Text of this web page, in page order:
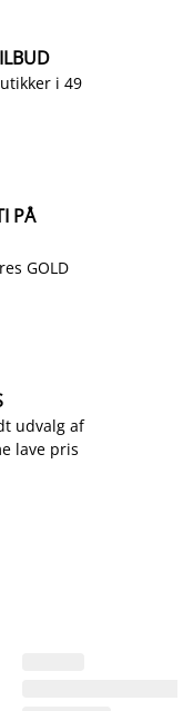
i 49
PÅ
GOLD
udvalg af
lave pris